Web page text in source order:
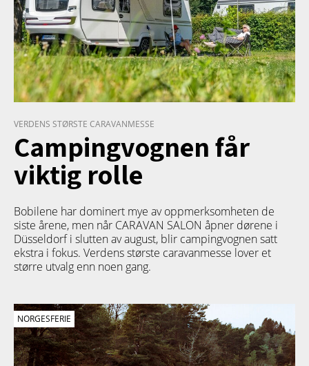
VERDENS STØRSTE CARAVANMESSE
Campingvognen får
viktig rolle
Bobilene har dominert mye av oppmerksomheten de
siste årene, men når CARAVAN SALON åpner dørene i
Düsseldorf i slutten av august, blir campingvognen satt
ekstra i fokus. Verdens største caravanmesse lover et
større utvalg enn noen gang.
NORGESFERIE